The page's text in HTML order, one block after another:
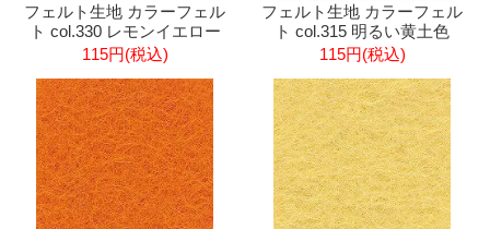
フェルト生地 カラーフェル
ト col.330 レモンイエロー
115円(税込)
フェルト生地 カラーフェル
ト col.315 明るい黄土色
115円(税込)